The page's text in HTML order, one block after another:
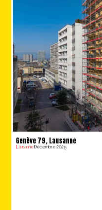
Genève 79, Lausanne
LausanneDécembre 2025